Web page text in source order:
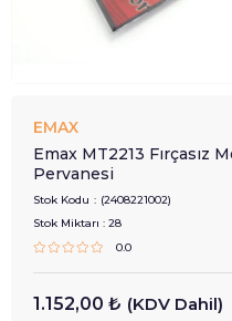
EMAX
Emax MT2213 Fırçasız
Pervanesi
Stok Kodu
(2408221002)
Stok Miktarı : 28
0.0
1.152,00 ₺ (KDV Dahil)